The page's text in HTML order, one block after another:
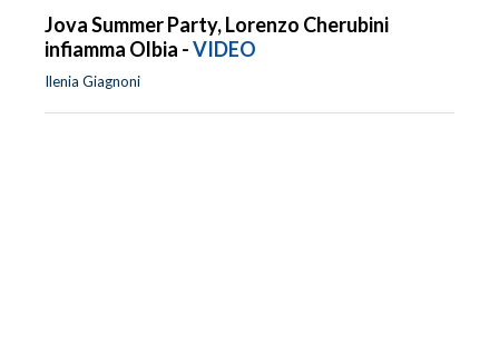
Jova Summer Party, Lorenzo Cherubini
infiamma Olbia -VIDEO
Ilenia Giagnoni